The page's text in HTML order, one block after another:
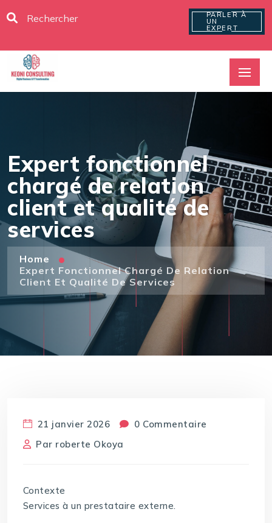
PARLER À
UN
EXPERT
Expert fonctionnel
chargé de relation
client et qualité de
services
Home
Expert Fonctionnel Chargé De Relation
Client Et Qualité De Services
21 janvier 2026
0 Commentaire
Par roberte Okoya
Contexte
Services à un prestataire externe.